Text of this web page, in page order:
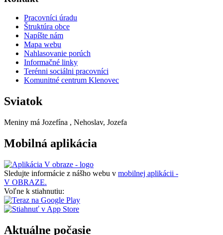
Pracovníci úradu
Štruktúra obce
Napíšte nám
Mapa webu
Nahlasovanie porúch
Informačné linky
Terénni sociálni pracovníci
Komunitné centrum Klenovec
Sviatok
Meniny má Jozefína , Nehoslav, Jozefa
Mobilná aplikácia
Sledujte informácie z nášho webu v mobilnej aplikácii -
V OBRAZE.
Voľne k stiahnutiu:
Aktuálne počasie